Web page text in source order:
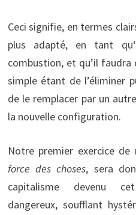
Ceci signifie, en termes
plus adapté, en tant
combustion, et qu’il
simple étant de l’éliminer
de le remplacer par un
la nouvelle configuration.
Notre premier exercice de
force des choses, sera
capitalisme devenu
dangereux, soufflant